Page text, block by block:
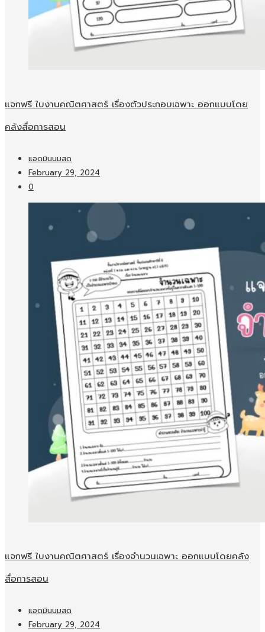
แจกฟรี ใบงานคณิตศาสตร์ เรื่องตัวประกอบเฉพาะ ออกแบบโดย
คลังสื่อการสอน
แอดมินนมสด
February 29, 2024
0
แจกฟรี ใบงานคณิตศาสตร์ เรื่องจำนวนเฉพาะ ออกแบบโดยคลัง
สื่อการสอน
แอดมินนมสด
February 29, 2024